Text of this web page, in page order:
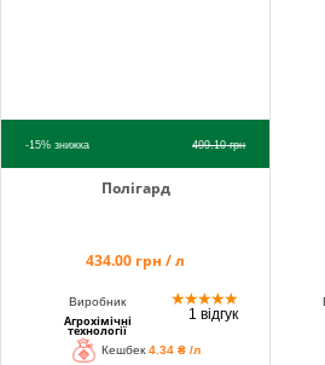
-15%знижка 499.10грн
Полігард
434.00 грн / л
Виробник
Агрохімічні
технології
★★★★★
1 відгук
Кешбек 4.34 ₴ /л